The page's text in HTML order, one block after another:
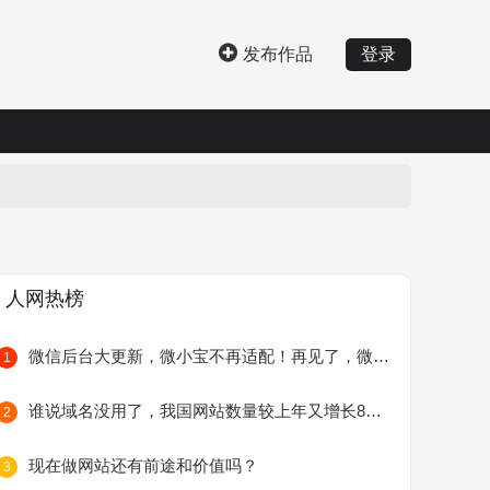
发布作品 登录
人网热榜
1 微信后台大更新，微小宝不再适配！再见了，微小宝
2 谁说域名没用了，我国网站数量较上年又增长8万个
3 现在做网站还有前途和价值吗？